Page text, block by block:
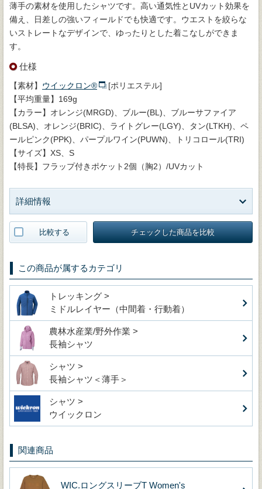
薄手の素材を使用したシャツです。高い通気性とUVカット効果を
備え、日差しの強いフィールドでも快適です。ウエストを絞らな
いストレートなデザインで、ゆったりとした着こなしができま
す。
仕様
【素材】 ウイックロン®
[ポリエステル]
【平均重量】169g
【カラー】オレンジ(MRGD)、ブルー(BL)、ブルーサファイア
(BLSA)、オレンジ(BRIC)、ライトグレー(LGY)、タン(LTKH)、ペ
ールピンク(PPK)、パープルワイン(PUWN)、トリコロール(TRI)
【サイズ】XS、S
【特長】フラップ付きポケット2個（胸2）/UVカット
詳細情報
比較する チェックした商品を比較
この商品が属するカテゴリ
トレッキング >
ミドルレイヤー（中間着・行動着）
農林水産業/野外作業 >
長袖シャツ
シャツ >
長袖シャツ＜薄手＞
シャツ >
ウイックロン
関連商品
WIC.ロングスリーブT Women's